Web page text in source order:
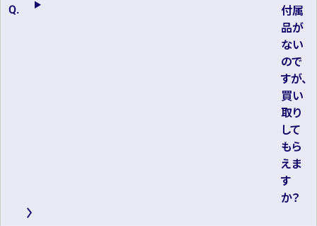
付属
品が
ない
ので
すが、
買い
取り
して
もら
えま
す
か？